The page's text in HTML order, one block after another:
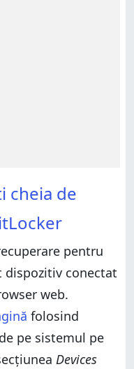
cheia de
pentru
dispozitiv conectat
web.
folosind
pe sistemul pe
Devices